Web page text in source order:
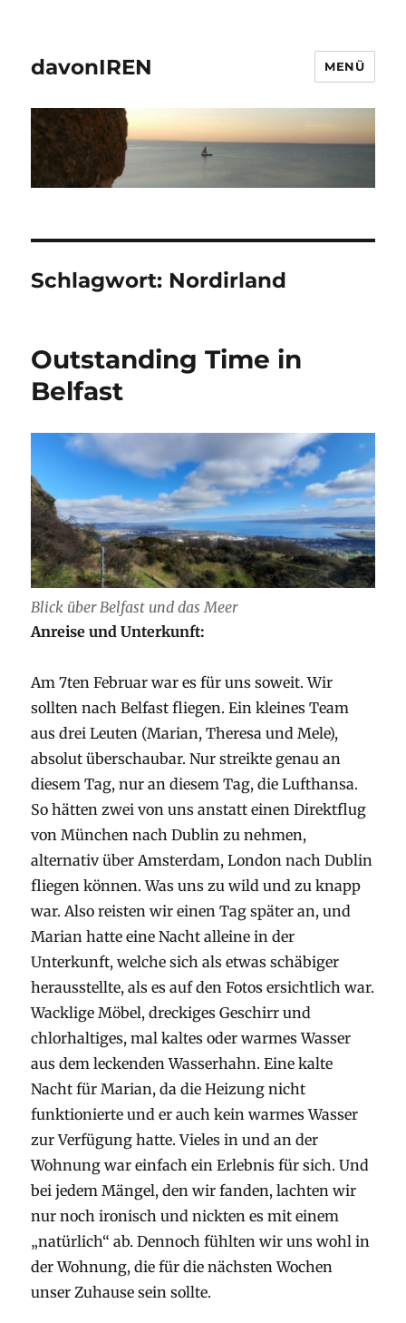
davonIREN MENÜ
Schlagwort: Nordirland
Outstanding Time in
Belfast
Blick über Belfast und das Meer
Anreise und Unterkunft:
Am 7ten Februar war es für uns soweit. Wir
sollten nach Belfast fliegen. Ein kleines Team
aus drei Leuten (Marian, Theresa und Mele),
absolut überschaubar. Nur streikte genau an
diesem Tag, nur an diesem Tag, die Lufthansa.
So hätten zwei von uns anstatt einen Direktflug
von München nach Dublin zu nehmen,
alternativ über Amsterdam, London nach Dublin
fliegen können. Was uns zu wild und zu knapp
war. Also reisten wir einen Tag später an, und
Marian hatte eine Nacht alleine in der
Unterkunft, welche sich als etwas schäbiger
herausstellte, als es auf den Fotos ersichtlich war.
Wacklige Möbel, dreckiges Geschirr und
chlorhaltiges, mal kaltes oder warmes Wasser
aus dem leckenden Wasserhahn. Eine kalte
Nacht für Marian, da die Heizung nicht
funktionierte und er auch kein warmes Wasser
zur Verfügung hatte. Vieles in und an der
Wohnung war einfach ein Erlebnis für sich. Und
bei jedem Mängel, den wir fanden, lachten wir
nur noch ironisch und nickten es mit einem
„natürlich“ ab. Dennoch fühlten wir uns wohl in
der Wohnung, die für die nächsten Wochen
unser Zuhause sein sollte.